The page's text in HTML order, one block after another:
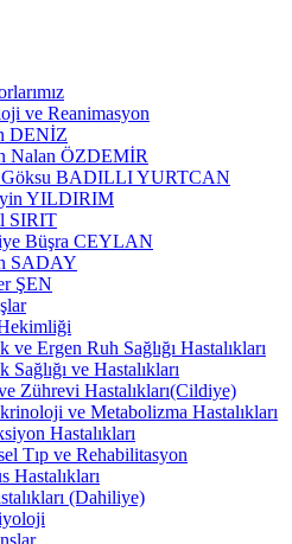
ve Reanimasyon
DENİZ
Nalan ÖZDEMİR
BADILLI YURTCAN
YILDIRIM
SIRIT
Büşra CEYLAN
SADAY
ŞEN
ve Ergen Ruh Sağlığı Hastalıkları
Sağlığı ve Hastalıkları
Zührevi Hastalıkları(Cildiye)
ve Metabolizma Hastalıkları
Hastalıkları
Tıp ve Rehabilitasyon
Hastalıkları
(Dahiliye)